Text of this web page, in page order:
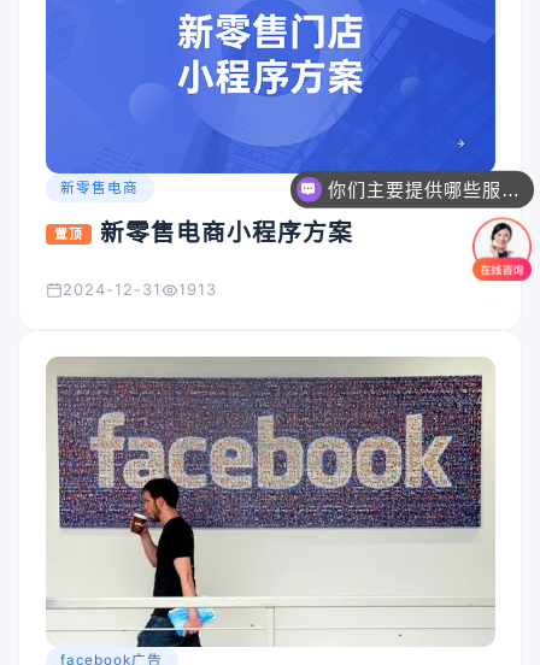
新零售电商
置顶 新零售电商小程序方案
2024-12-31 1913
facebook广告
你们主要提供哪些服务？可以根据需求定制吗？